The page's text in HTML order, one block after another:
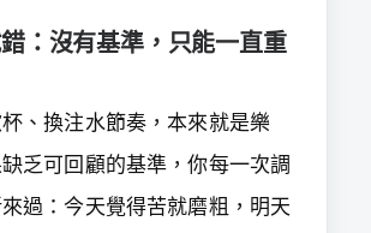
：沒有基準，只能一直重
、換注水節奏，本來就是樂
乏可回顧的基準，你每一次調
過：今天覺得苦就磨粗，明天